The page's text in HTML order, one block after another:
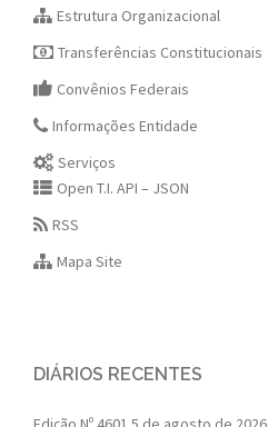
Estrutura Organizacional
Transferências Constitucionais
Convênios Federais
Informações Entidade
Serviços
Open T.I. API – JSON
RSS
Mapa Site
DIÁRIOS RECENTES